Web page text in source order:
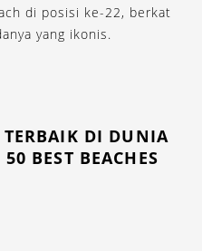
di posisi ke-22, berkat
yang ikonis.
DI DUNIA
BEST BEACHES